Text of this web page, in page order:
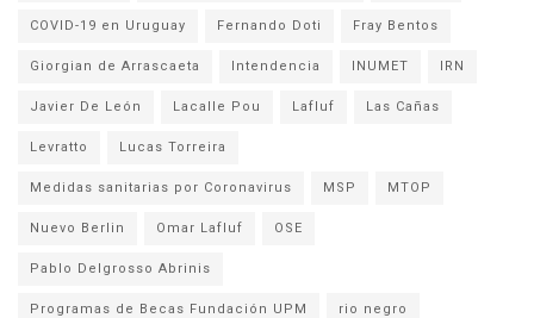
COVID-19 en Uruguay Fernando Doti Fray Bentos
Giorgian de Arrascaeta Intendencia INUMET IRN
Javier De León Lacalle Pou Lafluf Las Cañas
Levratto Lucas Torreira
Medidas sanitarias por Coronavirus MSP MTOP
Nuevo Berlin Omar Lafluf OSE
Pablo Delgrosso Abrinis
Programas de Becas Fundación UPM rio negro